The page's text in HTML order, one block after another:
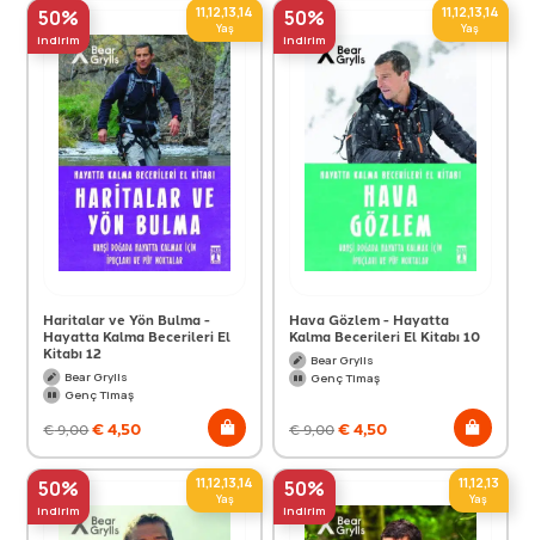
50%
indirim
11,12,13,14
Yaş
Haritalar ve Yön Bulma -
Hayatta Kalma Becerileri El
Kitabı 12
Bear Grylls
Genç Timaş
€9,00€4,50
50%
indirim
11,12,13,14
Yaş
Hava Gözlem - Hayatta
Kalma Becerileri El Kitabı 10
Bear Grylls
Genç Timaş
€9,00€4,50
50%
indirim
11,12,13,14
Yaş 50%
indirim
11,12,13
Yaş